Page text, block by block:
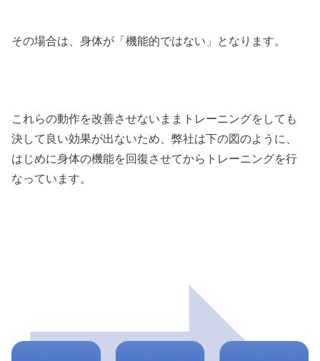
その場合は、身体が「機能的ではない」となります。
これらの動作を改善させないままトレーニングをしても
決して良い効果が出ないため、弊社は下の図のように、
はじめに身体の機能を回復させてからトレーニングを行
なっています。